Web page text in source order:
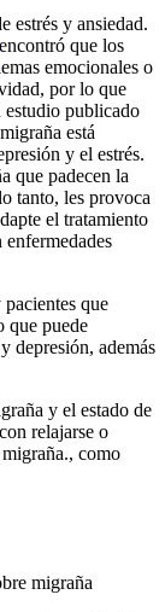
estrés y ansiedad.
encontró que los
emocionales o
por lo que
estudio publicado
está
y el estrés.
que padecen la
tanto, les provoca
el tratamiento
enfermedades
pacientes que
que puede
depresión, además
y el estado de
relajarse o
migraña., como
migraña